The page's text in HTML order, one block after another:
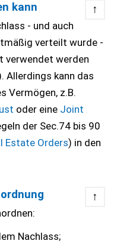
kann
↑
- und auch
verteilt wurde -
verwendet werden
Allerdings kann das
Vermögen, z.B.
oder eine Joint
der Sec.74 bis 90
Estate Orders) in den
↑
Nachlass;